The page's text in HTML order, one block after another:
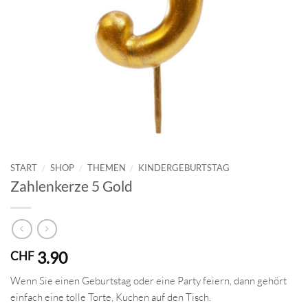
START / SHOP / THEMEN / KINDERGEBURTSTAG
Zahlenkerze 5 Gold
CHF 3.90
Wenn Sie einen Geburtstag oder eine Party feiern, dann gehört
einfach eine tolle Torte, Kuchen auf den Tisch.